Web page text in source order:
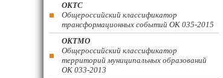
ОКТС
Общероссийский классификатор
трансформационных событий ОК 035-2015
ОКТМО
Общероссийский классификатор
территорий муниципальных образований
ОК 033-2013